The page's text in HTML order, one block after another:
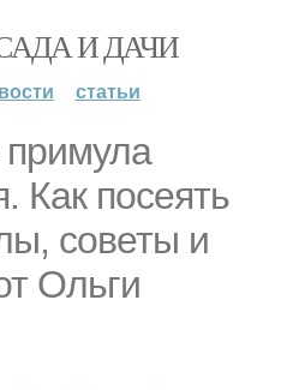
И ДАЧИ
статьи
Как посеять
советы и
Ольги